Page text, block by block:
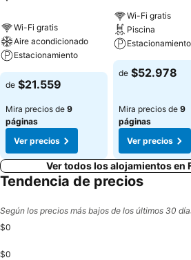
Wi-Fi gratis
Aire acondicionado
Estacionamiento
de $21.559
Mira precios de 9
páginas
Ver precios
Wi-Fi gratis
Piscina
Estacionamiento
de $52.978
Mira precios de 9
páginas
Ver precios
Ver todos los alojamientos en
Tendencia de precios
Según los precios más bajos de los últimos 30
$0
$0